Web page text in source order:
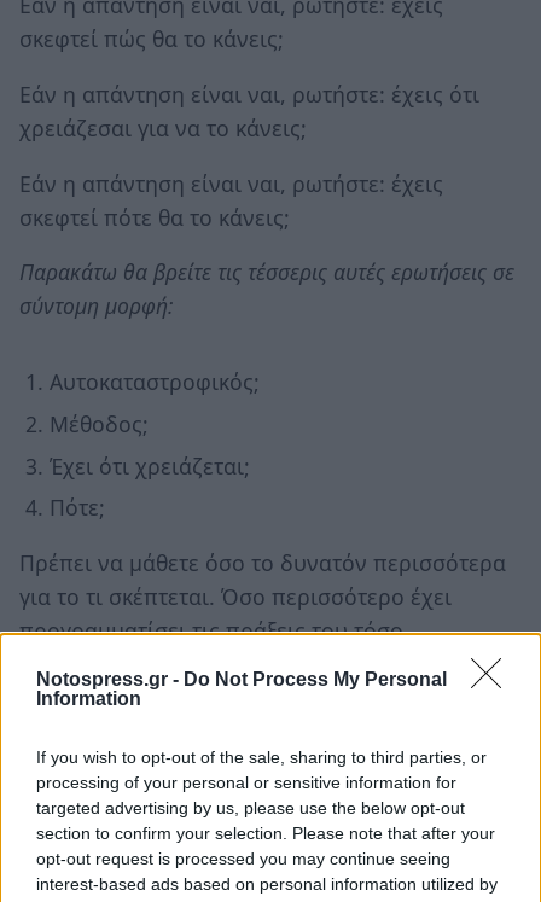
Notospress.gr - Do Not Process My Personal
Information
If you wish to opt-out of the sale, sharing to third parties, or
processing of your personal or sensitive information for
targeted advertising by us, please use the below opt-out
section to confirm your selection. Please note that after your
opt-out request is processed you may continue seeing
interest-based ads based on personal information utilized by
σκεφτεί πώς θα το κάνεις;
Εάν η απάντηση είναι ναι, ρωτήστε: έχεις ότι
χρειάζεσαι για να το κάνεις;
Εάν η απάντηση είναι ναι, ρωτήστε: έχεις
σκεφτεί πότε θα το κάνεις;
Παρακάτω θα βρείτε τις τέσσερις αυτές ερωτήσεις σε
σύντομη μορφή:
Αυτοκαταστροφικός;
Μέθοδος;
Έχει ότι χρειάζεται;
Πότε;
Πρέπει να μάθετε όσο το δυνατόν περισσότερα
για το τι σκέπτεται. Όσο περισσότερο έχει
προγραμματίσει τις πράξεις του τόσο
μεγαλύτερο κίνδυνο διατρέχει. Εάν ο άνθρωπος
αυτός έχει προσχεδιάσει την μέθοδο και την
υψηλό κίνδυνο, γι’ αυτό το λόγο δεν πρέπει να
διστάσετε νακαλέσετε το 1018και να
εξασφαλίσετε ότι το άτομο αυτό θα πάρει
βοήθεια από ειδικούς ψυχικής υγείας.